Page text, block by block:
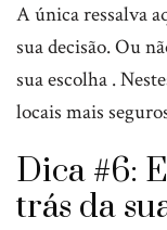
A única ressalva
sua decisão. Ou
sua escolha .
locais mais
Dica #6:
trás da